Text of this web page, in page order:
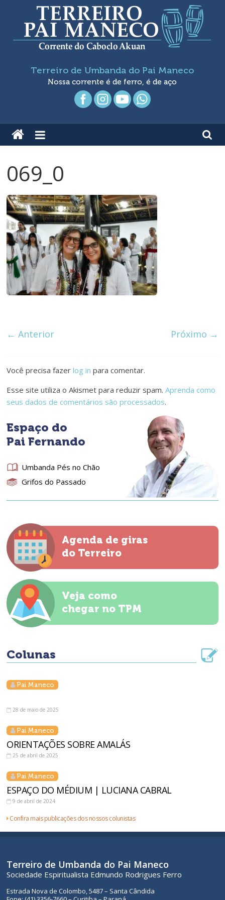
conteúdo
Terreiro
Umbanda
Pai
Maneco
Nossa
Corrente
é
de
Ferro
é
de
Aço
Terreiro de Umbanda do Pai Maneco
Nossa corrente é de ferro, é de aço
069_0
← Anterior Próximo →
Você precisa fazerlog in para comentar.
Esse site utiliza o Akismet para reduzir spam.Aprenda como
seus dados de comentários são processados.
Espaço do
Pai Fernando
Umbanda Pés no Chão
Grifos do Passado
Agenda de giras
do Terreiro
Veja como
chegar no TPM
Colunas
Pai Maneco
28 de maio de 2025
Pai Maneco
ORIENTAÇÕES SOBRE AMALÁS
25 de abril de 2025
Pai Maneco
ESPAÇO DO MÉDIUM | LUCIANA CABRAL
9 de abril de 2024
Confira mais publicações dos nossos colunistas
Terreiro de Umbanda do Pai Maneco
Sociedade Espiritualista Edmundo Rodrigues Ferro
Estrada Nova de Colombo, 5487 – Santa Cândida